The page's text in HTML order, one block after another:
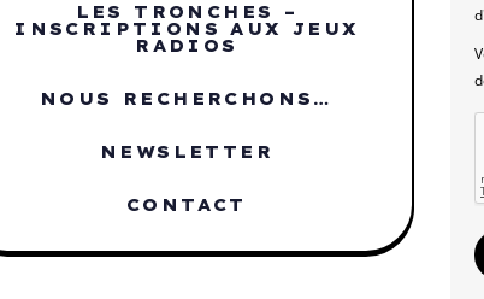
LES TRONCHES –
INSCRIPTIONS AUX JEUX
RADIOS
NOUS RECHERCHONS…
NEWSLETTER
CONTACT